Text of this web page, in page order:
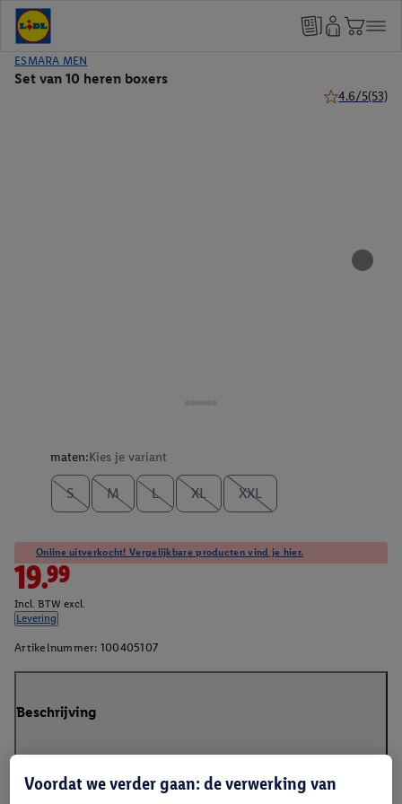
ESMARA MEN
Set van 10 heren boxers
4.6/5(53)
maten:Kies je variant
S M L XL XXL
Online uitverkocht! Vergelijkbare producten vind je hier.
19.99
Incl. BTW excl.
Levering
Artikelnummer: 100405107
Beschrijving
Voordat we verder gaan: de verwerking van